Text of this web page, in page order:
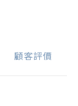
顧客評價